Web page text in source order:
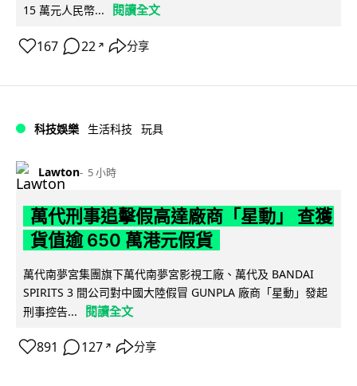
15 萬元人民幣...
閱讀全文
167 22 ↗ 分享
科技娛樂 生活科技 玩具
Lawton 5 小時
萬代刑事追擊假高達廠商「星動」 查獲
貨值逾 650 萬港元假貨
萬代南夢宮集團旗下萬代南夢宮影視工廠、萬代及 BANDAI
SPIRITS 3 間公司對中國大陸假冒 GUNPLA 廠商「星動」發起
刑事控告...
閱讀全文
891 127 ↗ 分享